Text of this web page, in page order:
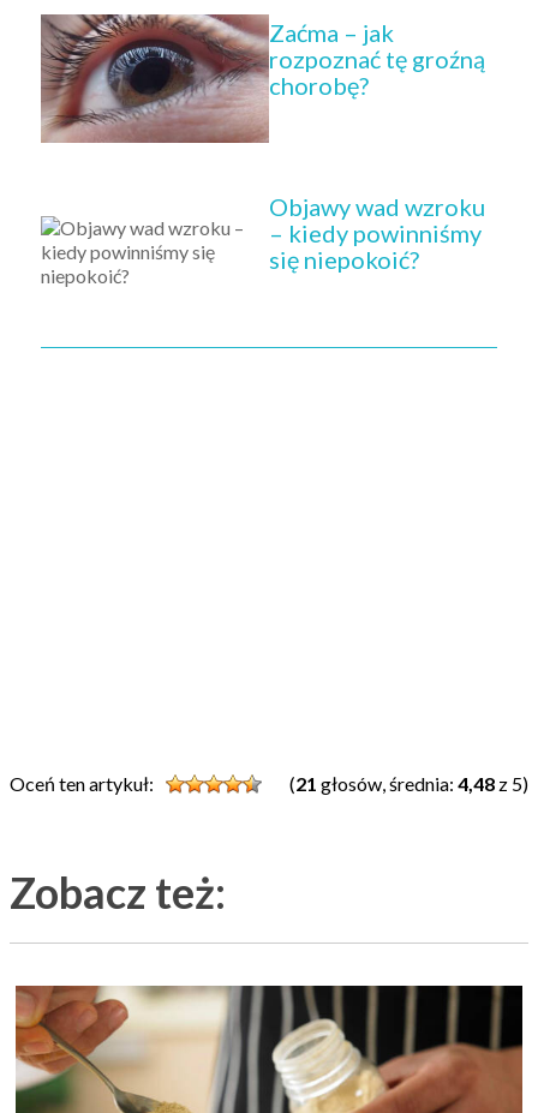
Zaćma – jak
rozpoznać tę groźną
chorobę?
Objawy wad wzroku
– kiedy powinniśmy
się niepokoić?
Oceń ten artykuł: (21 głosów, średnia: 4,48 z 5)
Zobacz też: